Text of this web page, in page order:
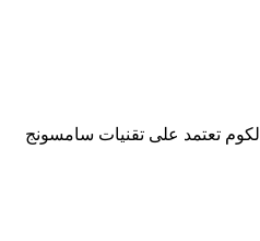
والذي بداء بالفعل سامسونج بإنتاج معالج كوالكوم سنابدراجون 820 ومن المعلوم أن كوالكوم تعتمد على تقنيات سامسونج